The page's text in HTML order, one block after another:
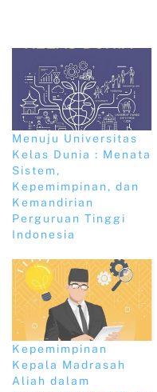
Menuju Universitas
Kelas Dunia : Menata
Sistem,
Kepemimpinan, dan
Kemandirian
Perguruan Tinggi
Indonesia
Kepemimpinan
Kepala Madrasah
Aliah dalam